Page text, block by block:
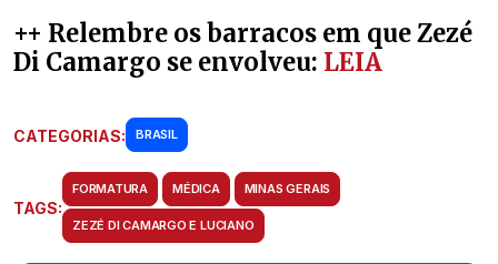
++ Relembre os barracos em que Zezé
Di Camargo se envolveu: LEIA
CATEGORIAS: BRASIL
TAGS:
FORMATURA MÉDICA MINAS GERAIS
ZEZÉ DI CAMARGO E LUCIANO